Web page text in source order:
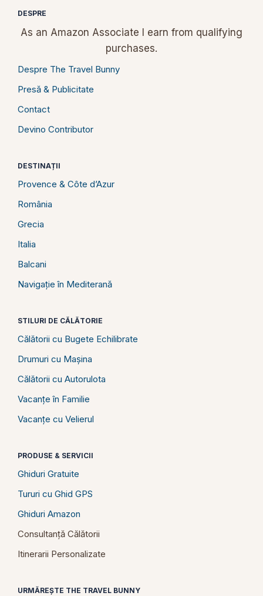
DESPRE
As an Amazon Associate I earn from qualifying
purchases.
Despre The Travel Bunny
Presă & Publicitate
Contact
Devino Contributor
DESTINAȚII
Provence & Côte d’Azur
România
Grecia
Italia
Balcani
Navigație în Mediterană
STILURI DE CĂLĂTORIE
Călătorii cu Bugete Echilibrate
Drumuri cu Mașina
Călătorii cu Autorulota
Vacanțe în Familie
Vacanțe cu Velierul
PRODUSE & SERVICII
Ghiduri Gratuite
Tururi cu Ghid GPS
Ghiduri Amazon
Consultanță Călătorii
Itinerarii Personalizate
URMĂREȘTE THE TRAVEL BUNNY